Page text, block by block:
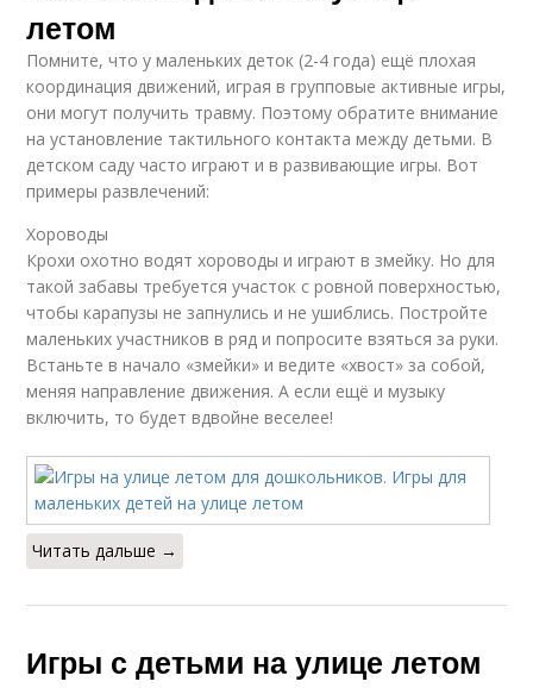
летом
Помните, что у маленьких деток (2-4 года) ещё плохая
координация движений, играя в групповые активные игры,
они могут получить травму. Поэтому обратите внимание
на установление тактильного контакта между детьми. В
детском саду часто играют и в развивающие игры. Вот
примеры развлечений:
Хороводы
Крохи охотно водят хороводы и играют в змейку. Но для
такой забавы требуется участок с ровной поверхностью,
чтобы карапузы не запнулись и не ушиблись. Постройте
маленьких участников в ряд и попросите взяться за руки.
Встаньте в начало «змейки» и ведите «хвост» за собой,
меняя направление движения. А если ещё и музыку
включить, то будет вдвойне веселее!
Читать дальше →
Игры с детьми на улице летом